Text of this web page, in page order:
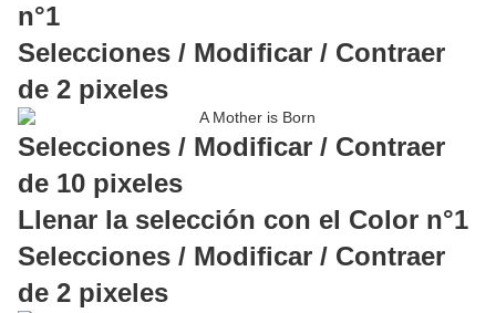
n°1
Selecciones / Modificar / Contraer
de 2 pixeles
Selecciones / Modificar / Contraer
de 10 pixeles
Llenar la selección con el Color n°1
Selecciones / Modificar / Contraer
de 2 pixeles